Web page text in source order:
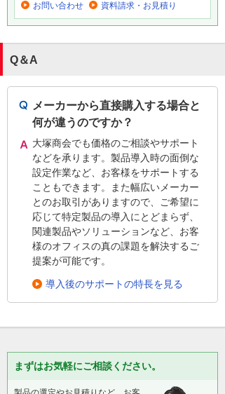
お問い合わせ 資料請求・お見積り
Q＆A
メーカーから直接購入する場合と
何が違うのですか？
大塚商会でも価格のご相談やサポート
などを承ります。製品導入時の面倒な
設定作業など、お客様をサポートする
こともできます。また幅広いメーカー
とのお取引がありますので、ご希望に
応じて特定製品の導入にとどまらず、
関連製品やソリューションなど、お客
様のオフィスの真の課題を解決するご
提案が可能です。
導入後のサポートの特長を見る
まずはお気軽にご相談ください。